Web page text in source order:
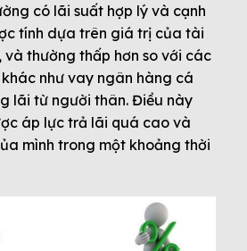
có lãi suất hợp lý và cạnh
tính dựa trên giá trị của tài
và thường thấp hơn so với các
như vay ngân hàng cá
lãi từ người thân. Điều này
áp lực trả lãi quá cao và
mình trong một khoảng thời